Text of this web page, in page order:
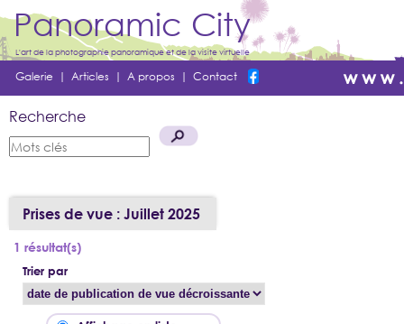
Panoramic City
L'art de la photographie panoramique et de la visite virtuelle
Galerie | Articles | A propos | Contact
Recherche
Prises de vue : Juillet 2025
1 résultat(s)
Trier par